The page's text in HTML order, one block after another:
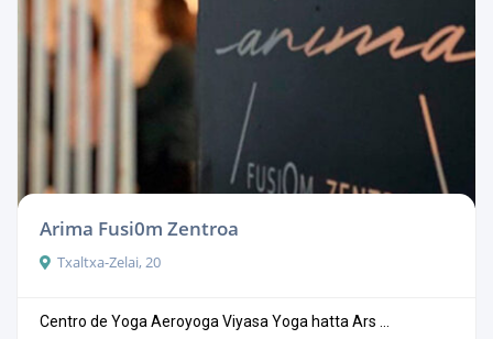
Arima Fusi0m Zentroa
Txaltxa-Zelai, 20
Centro de Yoga Aeroyoga Viyasa Yoga hatta Ars ...